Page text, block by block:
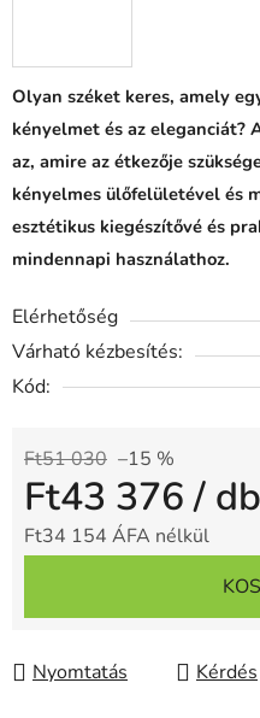
Olyan széket keres, amely
kényelmet és az eleganciát?
az, amire az étkezője
kényelmes ülőfelületével és
esztétikus kiegészítővé és
mindennapi használathoz.
Elérhetőség
Várható kézbesítés:
Kód:
Ft51 030 –15 %
Ft43 376/ db
Ft34 154 ÁFA nélkül
Nyomtatás Kérdés